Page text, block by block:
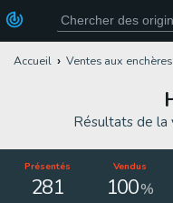
Accueil Ventes aux enchères
Résultats de la
Présentés
281
Vendus
100%